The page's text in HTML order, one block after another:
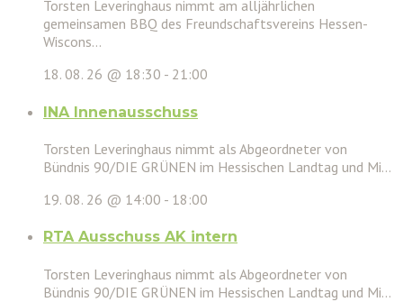
Torsten Leveringhaus nimmt am alljährlichen
gemeinsamen BBQ des Freundschaftsvereins Hessen-
Wiscons...
18. 08. 26 @ 18:30 - 21:00
INA Innenausschuss
Torsten Leveringhaus nimmt als Abgeordneter von
Bündnis 90/DIE GRÜNEN im Hessischen Landtag und Mi...
19. 08. 26 @ 14:00 - 18:00
RTA Ausschuss AK intern
Torsten Leveringhaus nimmt als Abgeordneter von
Bündnis 90/DIE GRÜNEN im Hessischen Landtag und Mi...